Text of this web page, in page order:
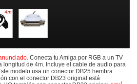
Conecta tu Amiga por RGB a un TV
longitud de 4m. Incluye el cable de audio para
modelo usa un conector DB25 hembra
con el conector DB23 original está